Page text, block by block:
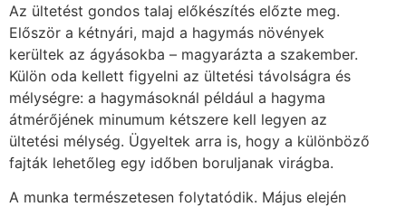
Az ültetést gondos talaj előkészítés előzte meg.
Először a kétnyári, majd a hagymás növények
kerültek az ágyásokba – magyarázta a szakember.
Külön oda kellett figyelni az ültetési távolságra és
mélységre: a hagymásoknál például a hagyma
átmérőjének minumum kétszere kell legyen az
ültetési mélység. Ügyeltek arra is, hogy a különböző
fajták lehetőleg egy időben boruljanak virágba.
A munka természetesen folytatódik. Május elején